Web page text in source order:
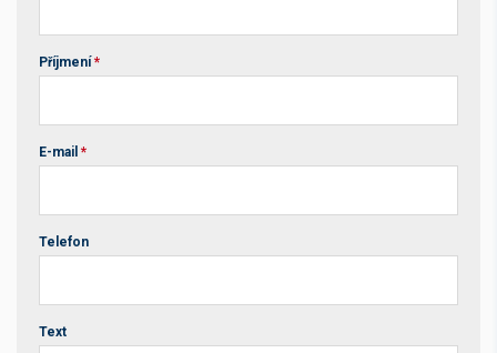
Příjmení *
E-mail *
Telefon
Text